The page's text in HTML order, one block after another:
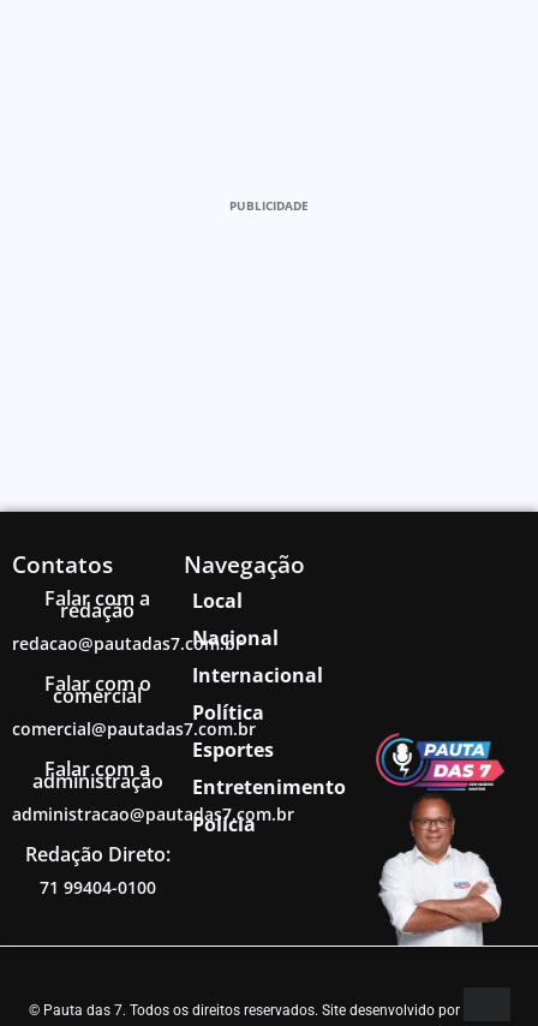
PUBLICIDADE
Contatos
Falar com a
redação
redacao@pautadas7.com.br
Falar com o
comercial
comercial@pautadas7.com.br
Falar com a
administração
administracao@pautadas7.com.br
Redação Direto:
71 99404-0100
Navegação
Local
Nacional
Internacional
Política
Esportes
Entretenimento
Polícia
© Pauta das 7. Todos os direitos reservados. Site desenvolvido por